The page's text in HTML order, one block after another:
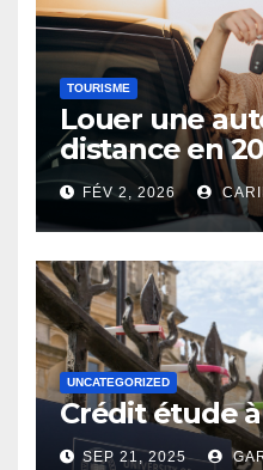
TOURISME
Louer une
distance en
FÉV 2, 2026
UNCATEGORIZED
Crédit étude
SEP 21, 2025